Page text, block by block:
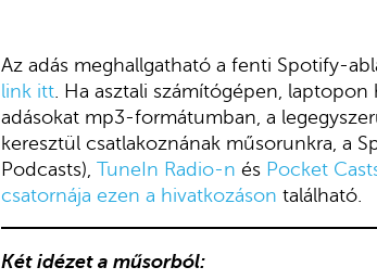
Az adás meghallgatható a fenti Spotify-
link itt . Ha asztali számítógépen,
adásokat mp3-formátumban, a
keresztül csatlakoznának műsorunkra, a
Podcasts), TuneIn Radio-n és Pocket
csatornája ezen a hivatkozáson található.
Két idézet a műsorból: